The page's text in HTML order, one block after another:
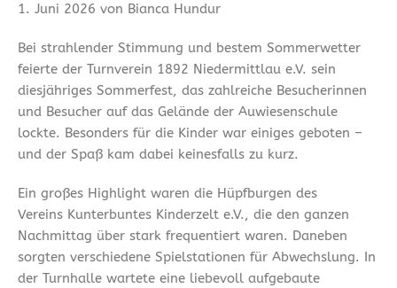
1. Juni 2026 von Bianca Hundur
Bei strahlender Stimmung und bestem Sommerwetter
feierte der Turnverein 1892 Niedermittlau e.V. sein
diesjähriges Sommerfest, das zahlreiche Besucherinnen
und Besucher auf das Gelände der Auwiesenschule
lockte. Besonders für die Kinder war einiges geboten –
und der Spaß kam dabei keinesfalls zu kurz.
Ein großes Highlight waren die Hüpfburgen des
Vereins Kunterbuntes Kinderzelt e.V., die den ganzen
Nachmittag über stark frequentiert waren. Daneben
sorgten verschiedene Spielstationen für Abwechslung. In
der Turnhalle wartete eine liebevoll aufgebaute